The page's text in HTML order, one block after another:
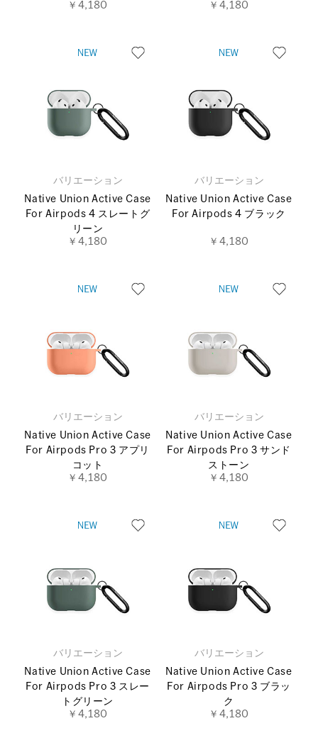
￥4,180
￥4,180
バリエーション
Native Union Active Case
For Airpods 4 スレートグ
リーン
￥4,180
バリエーション
Native Union Active Case
For Airpods 4 ブラック
￥4,180
バリエーション
Native Union Active Case
For Airpods Pro 3 アプリ
コット
￥4,180
バリエーション
Native Union Active Case
For Airpods Pro 3 サンド
ストーン
￥4,180
バリエーション
Native Union Active Case
For Airpods Pro 3 スレー
トグリーン
￥4,180
バリエーション
Native Union Active Case
For Airpods Pro 3 ブラッ
ク
￥4,180